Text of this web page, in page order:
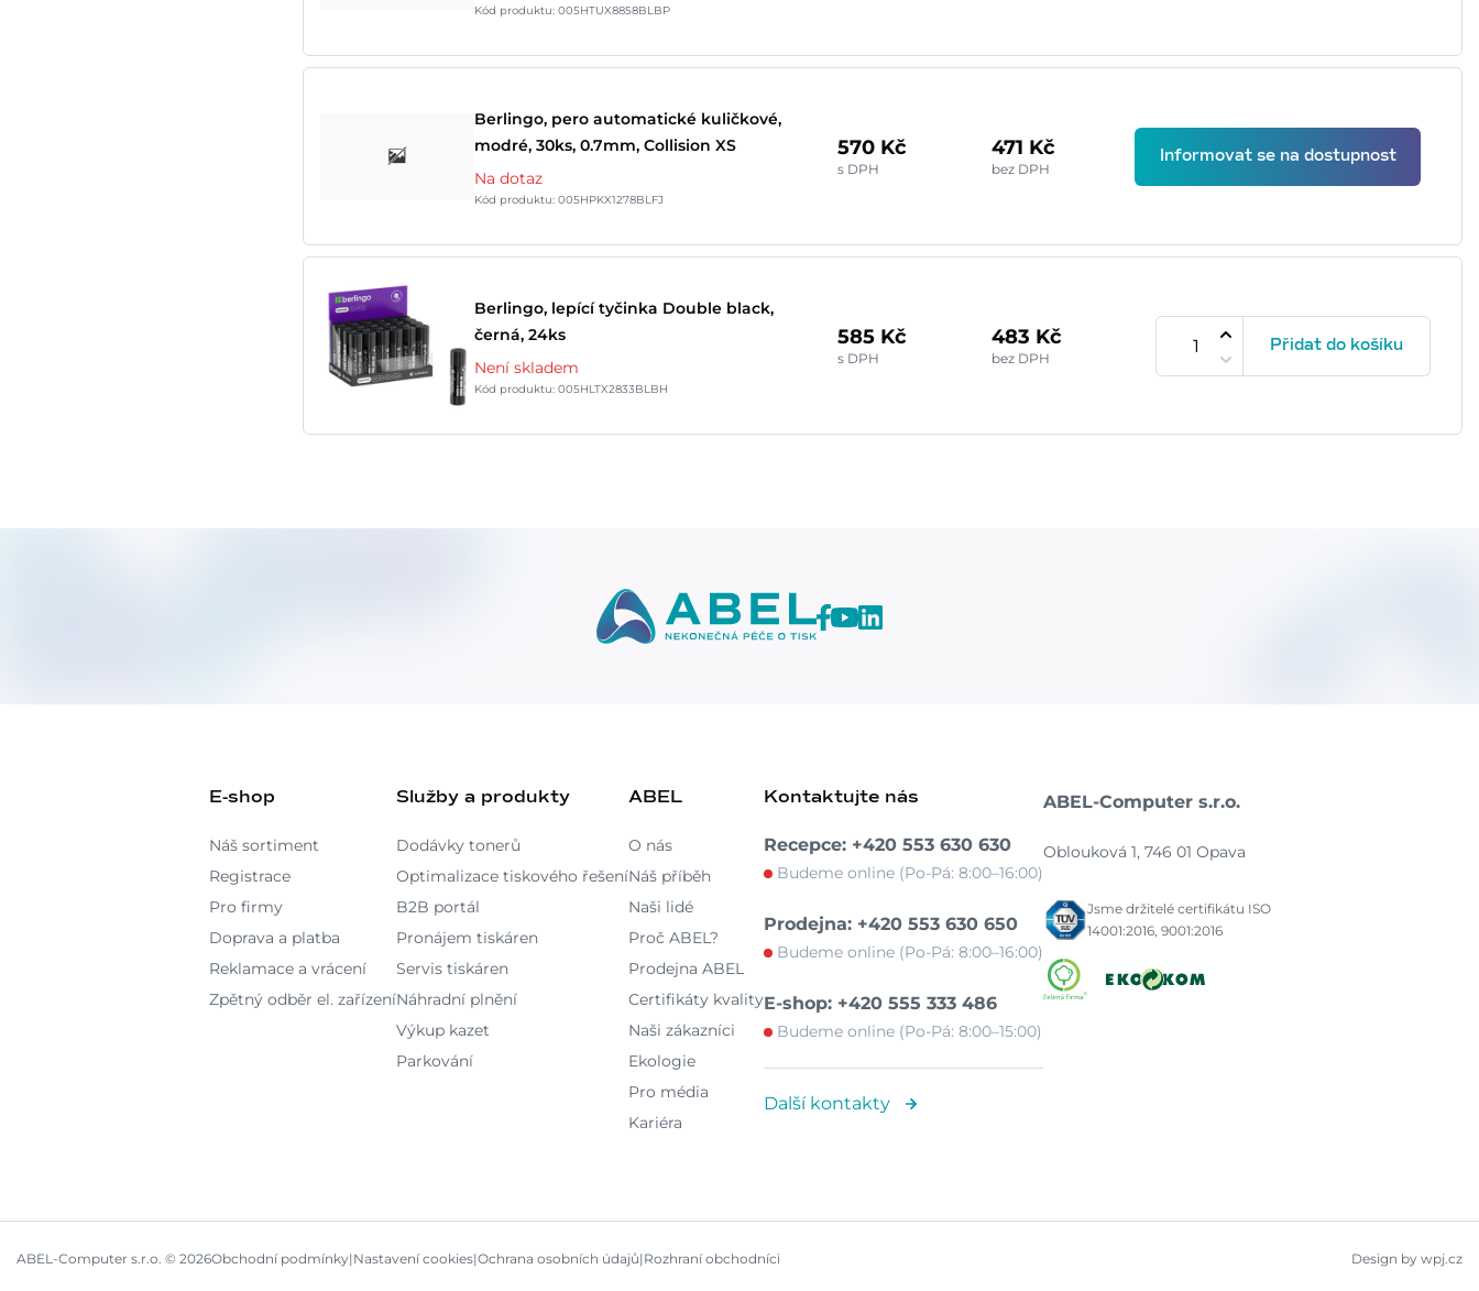
Kód produktu: 005HTUX8858BLBP
Berlingo, pero automatické kuličkové,
modré, 30ks, 0.7mm, Collision XS
Na dotaz
Kód produktu: 005HPKX1278BLFJ
570 Kč
s DPH
471 Kč
bez DPH
Informovat se na dostupnost
Berlingo, lepící tyčinka Double black,
černá, 24ks
Není skladem
Kód produktu: 005HLTX2833BLBH
585 Kč
s DPH
483 Kč
bez DPH
Přidat do košíku
E-shop
Náš sortiment
Registrace
Pro firmy
Doprava a platba
Reklamace a vrácení
Zpětný odběr el. zařízení
Služby a produkty
Dodávky tonerů
Optimalizace tiskového řešení
B2B portál
Pronájem tiskáren
Servis tiskáren
Náhradní plnění
Výkup kazet
Parkování
ABEL
O nás
Náš příběh
Naši lidé
Proč ABEL?
Prodejna ABEL
Certifikáty kvality
Naši zákazníci
Ekologie
Pro média
Kariéra
Kontaktujte nás
Recepce: +420 553 630 630
Budeme online (Po-Pá: 8:00–16:00)
Prodejna: +420 553 630 650
Budeme online (Po-Pá: 8:00–16:00)
E-shop: +420 555 333 486
Budeme online (Po-Pá: 8:00–15:00)
Další kontakty
ABEL-Computer s.r.o.
Oblouková 1, 746 01 Opava
Jsme držitelé certifikátu ISO
14001:2016, 9001:2016
ABEL-Computer s.r.o. © 2026Obchodní podmínky|Nastavení cookies|Ochrana osobních údajů|Rozhraní obchodníci Design by wpj.cz